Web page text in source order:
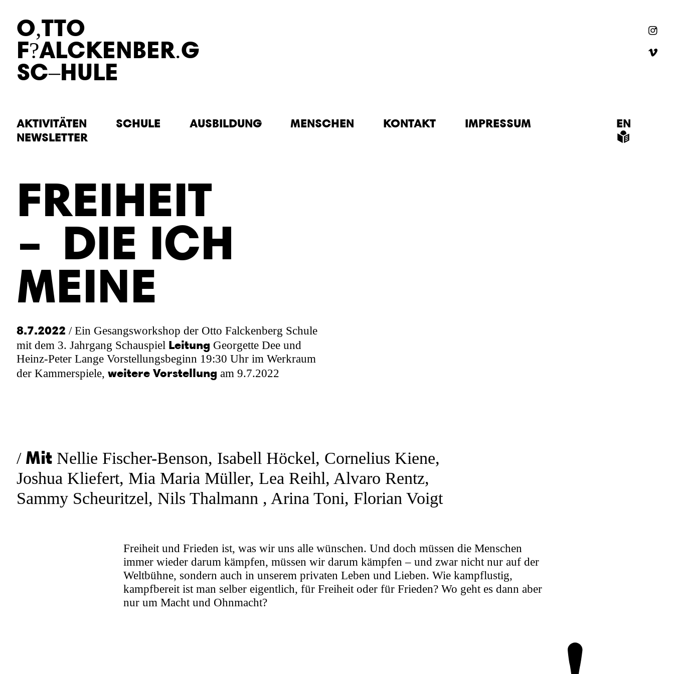
O TTO
F ALCKENBER G
SC HULE
AKTIVITÄTEN SCHULE AUSBILDUNG MENSCHEN KONTAKT
IMPRESSUM
NEWSLETTER
EN
LS
FREIHEIT
– DIE ICH
MEINE
8.7.2022 / Ein Gesangsworkshop der Otto Falckenberg Schule
mit dem 3. Jahrgang Schauspiel Leitung Georgette Dee und
Heinz-Peter Lange Vorstellungsbeginn 19:30 Uhr im Werkraum
der Kammerspiele, weitere Vorstellung am 9.7.2022
Mit Nellie Fischer-Benson, Isabell Höckel, Cornelius Kiene,
Joshua Kliefert, Mia Maria Müller, Lea Reihl, Alvaro Rentz,
Sammy Scheuritzel, Nils Thalmann , Arina Toni, Florian Voigt
Freiheit und Frieden ist, was wir uns alle wünschen. Und doch müssen die Menschen
immer wieder darum kämpfen, müssen wir darum kämpfen – und zwar nicht nur auf der
Weltbühne, sondern auch in unserem privaten Leben und Lieben. Wie kampflustig,
kampfbereit ist man selber eigentlich, für Freiheit oder für Frieden? Wo geht es dann aber
nur um Macht und Ohnmacht?